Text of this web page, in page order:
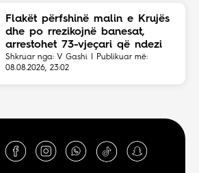
Flakët përfshinë malin e Krujës
dhe po rrezikojnë banesat,
arrestohet 73-vjeçari që ndezi
zjarrin për të djegur barin
Shkruar nga: V Gashi | Publikuar më:
08.08.2026, 23:02